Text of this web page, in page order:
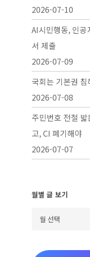
2026-07-10
AI시민행동, 인
서 제출
2026-07-09
국회는 기본권
2026-07-08
주민번호 전철
고, CI 폐기해야
2026-07-07
월별 글 보기